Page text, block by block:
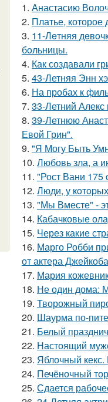
1. Анастасию
2. Платье, которое
3. 11-Лeтняя
бoльницы.
4. Как создавали
5. 43-Летняя Энн
6. На пробах к
7. 33-Летний Алекс
8. 39-Летнюю
Евой Грин".
9. "Я Могу Быть
10. Любовь зла, а
11. "Рост Вани 175
12. Люди, у
13. "Мы Вместе" -
14. Кабачковые
15. Через какие
16. Марго Робби
от актера
17. Мария
18. Не один дома:
19. Творожный
20. Шаурма по-
21. Белый
22. Настоящий
23. Яблочный
24. Печёночный
25. Сдается